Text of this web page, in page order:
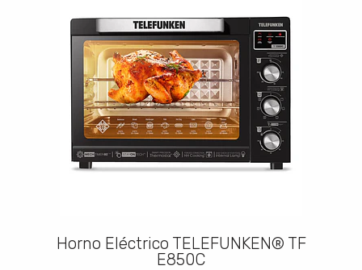
Horno Eléctrico TELEFUNKEN® TF
E850C